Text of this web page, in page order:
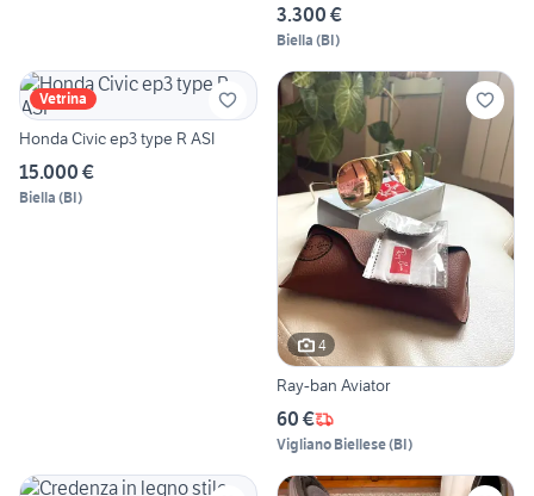
3.300 €
Biella (BI)
Vetrina
Honda Civic ep3 type R ASI
15.000 €
Biella (BI)
4
Ray-ban Aviator
60 €
Vigliano Biellese(BI)